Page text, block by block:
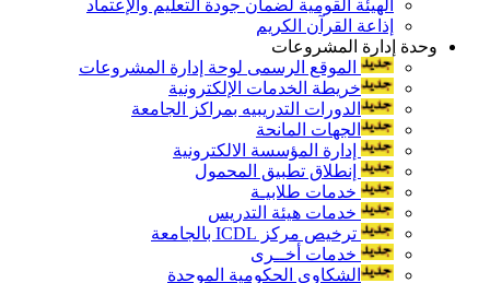
الهيئة القومية لضمان جودة التعليم والإعتماد
إذاعة القرآن الكريم
وحدة إدارة المشروعات
الموقع الرسمى لوحة إدارة المشروعات
خريطة الخدمات الإلكترونية
الدورات التدريبيه بمراكز الجامعة
الجهات المانحة
إدارة المؤسسة الالكترونية
إنطلاق تطبيق المحمول
خدمات طلابيـة
خدمات هيئة التدريس
ترخيص مركز ICDL بالجامعة
خدمات أخــرى
الشكاوى الحكومية الموحدة